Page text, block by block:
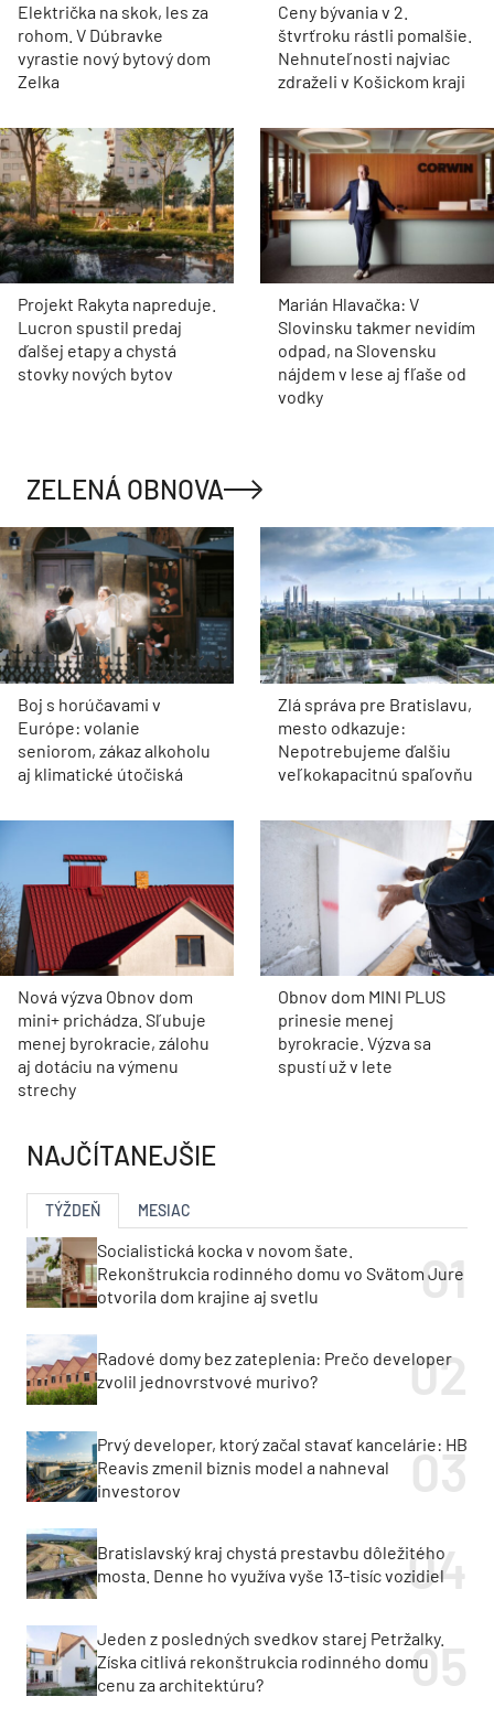
Električka na skok, les za
rohom. V Dúbravke
vyrastie nový bytový dom
Zelka
Ceny bývania v 2.
štvrťroku rástli pomalšie.
Nehnuteľnosti najviac
zdraželi v Košickom kraji
Projekt Rakyta napreduje.
Lucron spustil predaj
ďalšej etapy a chystá
stovky nových bytov
Marián Hlavačka: V
Slovinsku takmer nevidím
odpad, na Slovensku
nájdem v lese aj fľaše od
vodky
ZELENÁ OBNOVA
Boj s horúčavami v
Európe: volanie
seniorom, zákaz alkoholu
aj klimatické útočiská
Zlá správa pre Bratislavu,
mesto odkazuje:
Nepotrebujeme ďalšiu
veľkokapacitnú spaľovňu
Nová výzva Obnov dom
mini+ prichádza. Sľubuje
menej byrokracie, zálohu
aj dotáciu na výmenu
strechy
Obnov dom MINI PLUS
prinesie menej
byrokracie. Výzva sa
spustí už v lete
NAJČÍTANEJŠIE
TÝŽDEŇ MESIAC
Socialistická kocka v novom šate.
Rekonštrukcia rodinného domu vo Svätom Jure
otvorila dom krajine aj svetlu
Radové domy bez zateplenia: Prečo developer
zvolil jednovrstvové murivo?
Prvý developer, ktorý začal stavať kancelárie: HB
Reavis zmenil biznis model a nahneval
investorov
Bratislavský kraj chystá prestavbu dôležitého
mosta. Denne ho využíva vyše 13-tisíc vozidiel
Jeden z posledných svedkov starej Petržalky.
Získa citlivá rekonštrukcia rodinného domu
cenu za architektúru?